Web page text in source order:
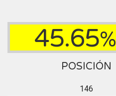
45.65%
POSICIÓN
146